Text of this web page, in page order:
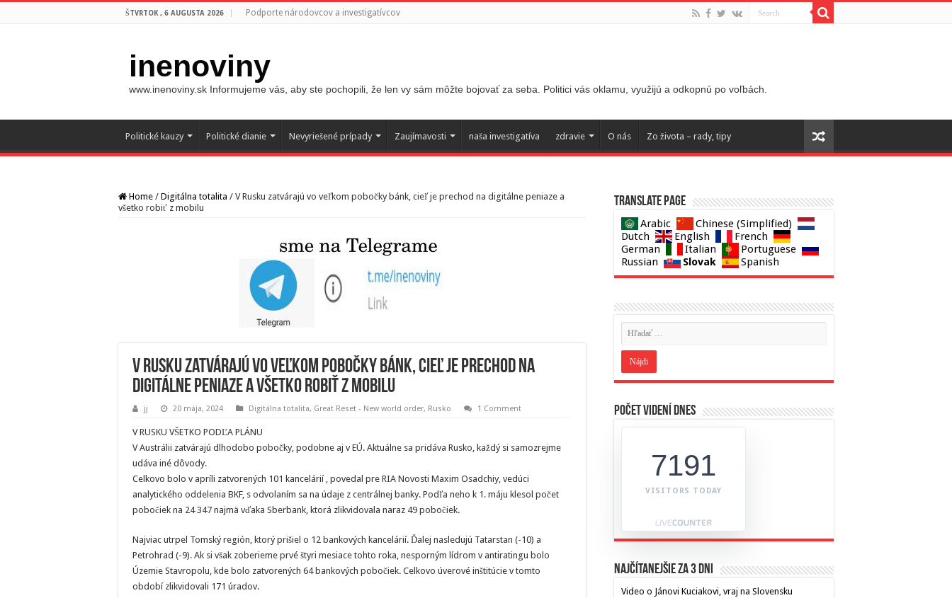
ŠTVRTOK , 6 AUGUSTA 2026 Podporte národovcov a investigatívcov
inenoviny
www.inenoviny.sk Informujeme vás, aby ste pochopili, že len vy sám môžte bojovať za seba. Politici vás oklamu, využijú a odkopnú po voľbách.
Politické kauzy Politické dianie Nevyriešené prípady Zaujímavosti naša investigatíva zdravie O nás Zo života – rady, tipy
Home / Digitálna totalita / V Rusku zatvárajú vo veľkom pobočky bánk, cieľ je prechod na digitálne peniaze a
všetko robiť z mobilu
V Rusku zatvárajú vo veľkom pobočky bánk, cieľ je prechod na
digitálne peniaze a všetko robiť z mobilu
jj 20 mája, 2024 Digitálna totalita, Great Reset - New world order, Rusko 1 Comment
V RUSKU VŠETKO PODĽA PLÁNU
V Austrálii zatvárajú dlhodobo pobočky, podobne aj v EÚ. Aktuálne sa pridáva Rusko, každý si samozrejme
udáva iné dôvody.
Celkovo bolo v apríli zatvorených 101 kancelárií , povedal pre RIA Novosti Maxim Osadchiy, vedúci
analytického oddelenia BKF, s odvolaním sa na údaje z centrálnej banky. Podľa neho k 1. máju klesol počet
pobočiek na 24 347 najmä vďaka Sberbank, ktorá zlikvidovala naraz 49 pobočiek.
Najviac utrpel Tomský región, ktorý prišiel o 12 bankových kancelárií. Ďalej nasledujú Tatarstan (-10) a
Petrohrad (-9). Ak si však zoberieme prvé štyri mesiace tohto roka, nesporným lídrom v antiratingu bolo
Územie Stavropolu, kde bolo zatvorených 64 bankových pobočiek. Celkovo úverové inštitúcie v tomto
období zlikvidovali 171 úradov.
Translate page
Arabic
Chinese (Simplified)
Dutch
English
French
German
Italian
Portuguese
Russian
Slovak Spanish
Počet videní dnes
7191
VISITORS TODAY
Najčítanejšie za 3 dni
Video o Jánovi Kuciakovi, vraj na Slovensku